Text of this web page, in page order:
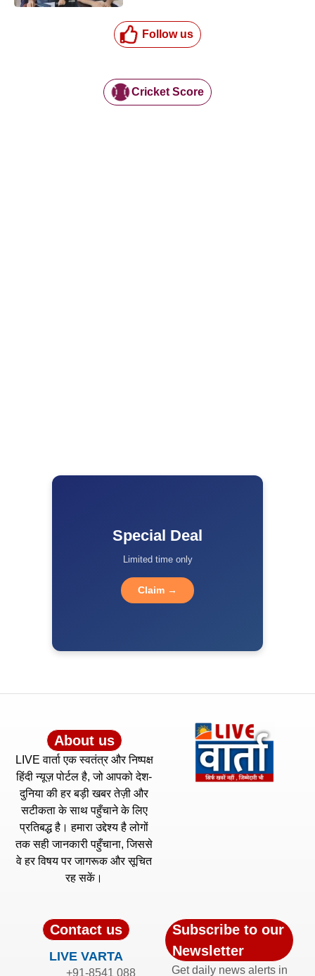
Follow us
Cricket Score
Special Deal
Limited time only
Claim →
About us
LIVE वार्ता एक स्वतंत्र और निष्पक्ष
हिंदी न्यूज़ पोर्टल है, जो आपको देश-
दुनिया की हर बड़ी खबर तेज़ी और
सटीकता के साथ पहुँचाने के लिए
प्रतिबद्ध है। हमारा उद्देश्य है लोगों
तक सही जानकारी पहुँचाना, जिससे
वे हर विषय पर जागरूक और सूचित
रह सकें।
Contact us
LIVE VARTA
+91-8541 088
Subscribe to our
Newsletter
Get daily news alerts in